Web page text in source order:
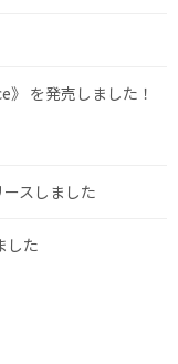
》 を発売しました！
スしました
した